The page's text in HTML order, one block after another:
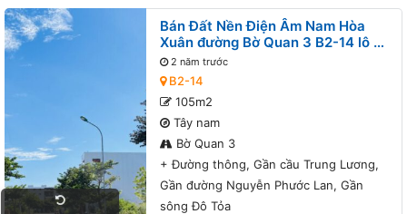
Bán Đất Nền Điện Âm Nam Hòa
Xuân đường Bờ Quan 3 B2-14 lô 4x
- Đường thông, Gần cầu Trung
Lương, Gần đường Nguyễn Phước
Lan, Gần sông Đô Tỏa
2 năm trước
B2-14
105m2
Tây nam
Bờ Quan 3
+Đường thông, Gần cầu Trung Lương,
Gần đường Nguyễn Phước Lan, Gần
sông Đô Tỏa